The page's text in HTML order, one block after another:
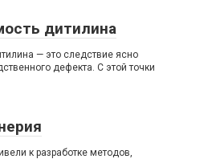
дитилина
— это следствие ясно
дефекта. С этой точки
к разработке методов,